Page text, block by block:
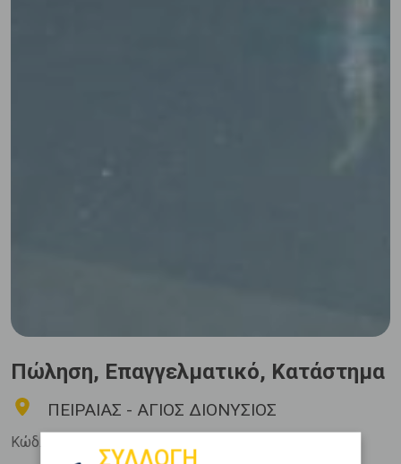
Πώληση, Επαγγελματικό, Κατάστημα
ΠΕΙΡΑΙΑΣ - ΑΓΙΟΣ ΔΙΟΝΥΣΙΟΣ
Κώδ. Ακινήτου:
ΣΥΛΛΟΓΗ